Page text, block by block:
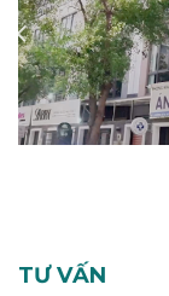
TƯ VẤN